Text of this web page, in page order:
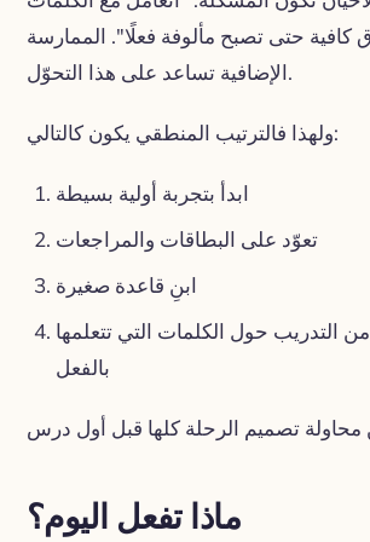
كافية حتى تصبح مألوفة فعلًا". الممارسة
الإضافية تساعد على هذا التحوّل.
ولهذا فالترتيب المنطقي يكون كالتالي:
ابدأ بتجربة أولية بسيطة
تعوّد على البطاقات والمراجعات
ابنِ قاعدة صغيرة
التدريب حول الكلمات التي تتعلمها
بالفعل
ماذا تفعل اليوم؟